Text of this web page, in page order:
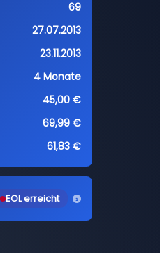
69
27.07.2013
23.11.2013
4 Monate
45,00 €
69,99 €
61,83 €
EOL erreicht